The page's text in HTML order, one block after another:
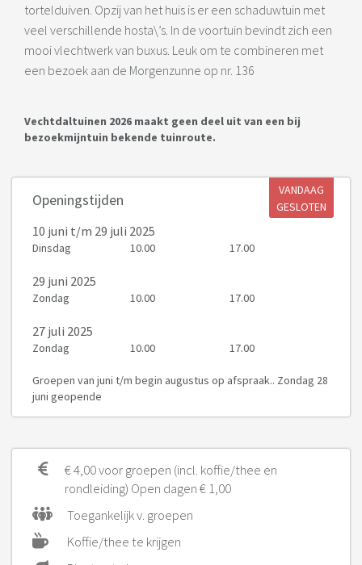
tortelduiven. Opzij van het huis is er een schaduwtuin met
veel verschillende hosta\’s. In de voortuin bevindt zich een
mooi vlechtwerk van buxus. Leuk om te combineren met
een bezoek aan de Morgenzunne op nr. 136
Vechtdaltuinen 2026 maakt geen deel uit van een bij
bezoekmijntuin bekende tuinroute.
Openingstijden
VANDAAG
GESLOTEN
10 juni t/m 29 juli 2025
Dinsdag 10.00 17.00
29 juni 2025
Zondag 10.00 17.00
27 juli 2025
Zondag 10.00 17.00
Groepen van juni t/m begin augustus op afspraak.. Zondag 28
juni geopende
€ 4,00 voor groepen (incl. koffie/thee en
rondleiding) Open dagen € 1,00
Toegankelijk v. groepen
Koffie/thee te krijgen